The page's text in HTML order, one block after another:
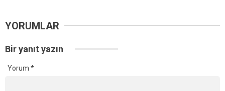
YORUMLAR
Bir yanıt yazın
Yorum *